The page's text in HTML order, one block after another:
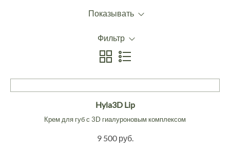
Показывать
Фильтр
Hyla3D Lip
Крем для губ с 3D гиалуроновым комплексом
9 500 руб.